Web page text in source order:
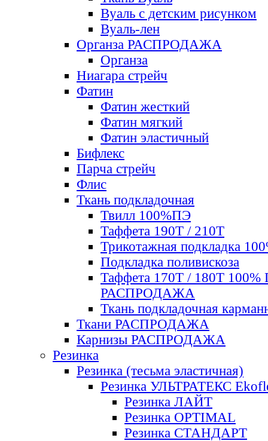
Вуаль с детским рисунком
Вуаль-лен
Органза РАСПРОДАЖА
Органза
Ниагара стрейч
Фатин
Фатин жесткий
Фатин мягкий
Фатин элаcтичный
Бифлекс
Парча стрейч
Флис
Ткань подкладочная
Твилл 100%ПЭ
Таффета 190Т / 210Т
Трикотажная подкладка
Подкладка поливискоза
Таффета 170Т / 180Т 100%
РАСПРОДАЖА
Ткань подкладочная
Ткани РАСПРОДАЖА
Карнизы РАСПРОДАЖА
Резинка
Резинка (тесьма эластичная)
Резинка УЛЬТРАТЕКС
Резинка ЛАЙТ
Резинка OPTIMAL
Резинка СТАНДАРТ